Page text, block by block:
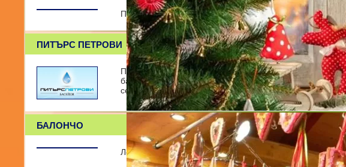
По-бързо, по-високо, по-маняшко
ПИТЪРС ПЕТРОВИ
ПИТЪРС ПЕТРОВИ е фирма, с предмета на дейност
басейни, джакузита и атракции направени по
селище. Също така фирмата
БАЛОНЧО
Лесна доставка на балони с хелий Балончо